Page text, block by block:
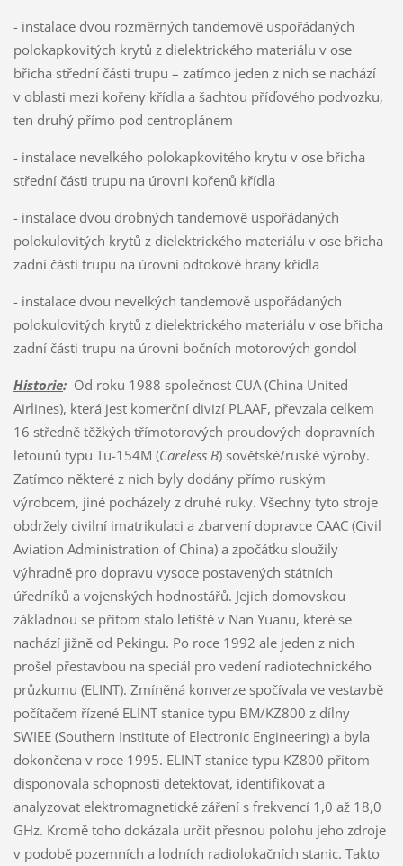
- instalace dvou rozměrných tandemově uspořádaných
polokapkovitých krytů z dielektrického materiálu v ose
břicha střední části trupu – zatímco jeden z nich se nachází
v oblasti mezi kořeny křídla a šachtou příďového podvozku,
ten druhý přímo pod centroplánem
- instalace nevelkého polokapkovitého krytu v ose břicha
střední části trupu na úrovni kořenů křídla
- instalace dvou drobných tandemově uspořádaných
polokulovitých krytů z dielektrického materiálu v ose břicha
zadní části trupu na úrovni odtokové hrany křídla
- instalace dvou nevelkých tandemově uspořádaných
polokulovitých krytů z dielektrického materiálu v ose břicha
zadní části trupu na úrovni bočních motorových gondol
Historie:Od roku 1988 společnost CUA (China United
Airlines), která jest komerční divizí PLAAF, převzala celkem
16 středně těžkých třímotorových proudových dopravních
letounů typu Tu-154M (Careless B) sovětské/ruské výroby.
Zatímco některé z nich byly dodány přímo ruským
výrobcem, jiné pocházely z druhé ruky. Všechny tyto stroje
obdržely civilní imatrikulaci a zbarvení dopravce CAAC (Civil
Aviation Administration of China) a zpočátku sloužily
výhradně pro dopravu vysoce postavených státních
úředníků a vojenských hodnostářů. Jejich domovskou
základnou se přitom stalo letiště v Nan Yuanu, které se
nachází jižně od Pekingu. Po roce 1992 ale jeden z nich
prošel přestavbou na speciál pro vedení radiotechnického
průzkumu (ELINT). Zmíněná konverze spočívala ve vestavbě
počítačem řízené ELINT stanice typu BM/KZ800 z dílny
SWIEE (Southern Institute of Electronic Engineering) a byla
dokončena v roce 1995. ELINT stanice typu KZ800 přitom
disponovala schopností detektovat, identifikovat a
analyzovat elektromagnetické záření s frekvencí 1,0 až 18,0
GHz. Kromě toho dokázala určit přesnou polohu jeho zdroje
v podobě pozemních a lodních radiolokačních stanic. Takto